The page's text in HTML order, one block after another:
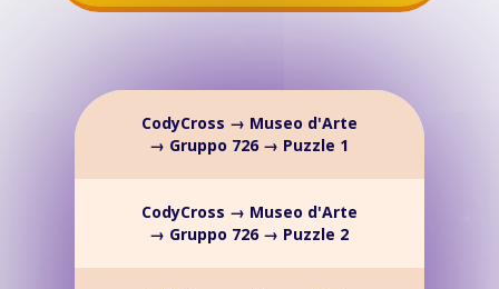
CodyCross → Museo d'Arte
→ Gruppo 726 → Puzzle 1
CodyCross → Museo d'Arte
→ Gruppo 726 → Puzzle 2